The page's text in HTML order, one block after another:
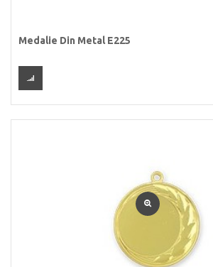
Medalie Din Metal E225